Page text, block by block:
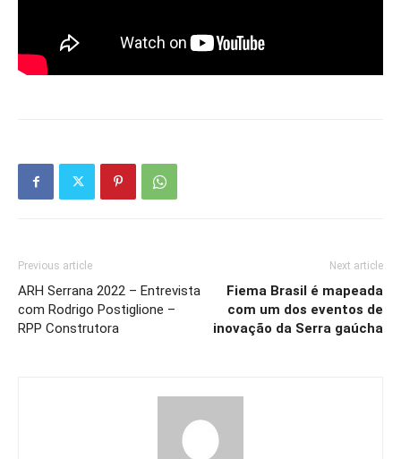
Previous article
ARH Serrana 2022 – Entrevista
com Rodrigo Postiglione –
RPP Construtora
Next article
Fiema Brasil é mapeada
com um dos eventos de
inovação da Serra gaúcha